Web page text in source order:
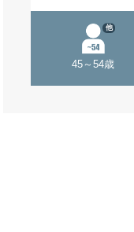
45～54歳
他